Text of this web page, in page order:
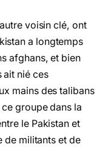
voisin clé, ont
a longtemps
afghans, et bien
ait nié ces
mains des talibans
groupe dans la
le Pakistan et
de militants et de